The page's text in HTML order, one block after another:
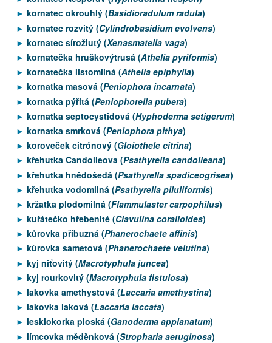
kornatec okrouhlý (Basidioradulum radula)
kornatec rozvitý (Cylindrobasidium evolvens)
kornatec sírožlutý (Xenasmatella vaga)
kornatečka hruškovýtrusá (Athelia pyriformis)
kornatečka listomilná (Athelia epiphylla)
kornatka masová (Peniophora incarnata)
kornatka pýřitá (Peniophorella pubera)
kornatka septocystidová (Hyphoderma setigerum)
kornatka smrková (Peniophora pithya)
koroveček citrónový (Gloiothele citrina)
křehutka Candolleova (Psathyrella candolleana)
křehutka hnědošedá (Psathyrella spadiceogrisea)
křehutka vodomilná (Psathyrella piluliformis)
kržatka plodomilná (Flammulaster carpophilus)
kuřátečko hřebenité (Clavulina coralloides)
kůrovka příbuzná (Phanerochaete affinis)
kůrovka sametová (Phanerochaete velutina)
kyj niťovitý (Macrotyphula juncea)
kyj rourkovitý (Macrotyphula fistulosa)
lakovka amethystová (Laccaria amethystina)
lakovka laková (Laccaria laccata)
lesklokorka ploská (Ganoderma applanatum)
límcovka měděnková (Stropharia aeruginosa)